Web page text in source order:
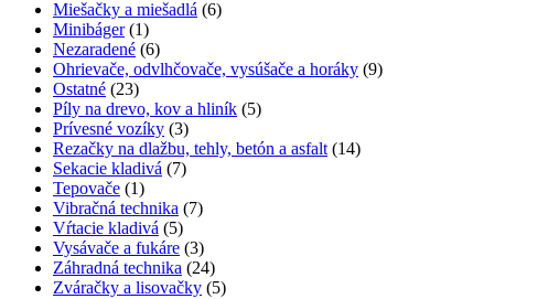
Miešačky a miešadlá (6)
Minibáger (1)
Nezaradené (6)
Ohrievače, odvlhčovače, vysúšače a horáky (9)
Ostatné (23)
Píly na drevo, kov a hliník (5)
Prívesné vozíky (3)
Rezačky na dlažbu, tehly, betón a asfalt (14)
Sekacie kladivá (7)
Tepovače (1)
Vibračná technika (7)
Vŕtacie kladivá (5)
Vysávače a fukáre (3)
Záhradná technika (24)
Zváračky a lisovačky (5)